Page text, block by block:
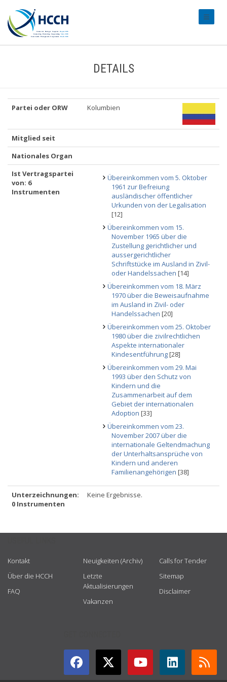
DETAILS
Partei oder ORW Kolumbien
Mitglied seit
Nationales Organ
Ist Vertragspartei
von: 6
Instrumenten
Übereinkommen vom 5. Oktober
1961 zur Befreiung
ausländischer öffentlicher
Urkunden von der Legalisation
[12]
Übereinkommen vom 15.
November 1965 über die
Zustellung gerichtlicher und
aussergerichtlicher
Schriftstücke im Ausland in Zivil-
oder Handelssachen [14]
Übereinkommen vom 18. März
1970 über die Beweisaufnahme
im Ausland in Zivil- oder
Handelssachen [20]
Übereinkommen vom 25. Oktober
1980 über die zivilrechtlichen
Aspekte internationaler
Kindesentführung[28]
Übereinkommen vom 29. Mai
1993 über den Schutz von
Kindern und die
Zusammenarbeit auf dem
Gebiet der internationalen
Adoption [33]
Übereinkommen vom 23.
November 2007 über die
internationale Geltendmachung
der Unterhaltsansprüche von
Kindern und anderen
Familienangehörigen [38]
Unterzeichnungen:
0 Instrumenten
Keine Ergebnisse.
Kontakt
Über die HCCH
FAQ
Neuigkeiten (Archiv)
Letzte
Aktualisierungen
Vakanzen
Calls for Tender
Sitemap
Disclaimer